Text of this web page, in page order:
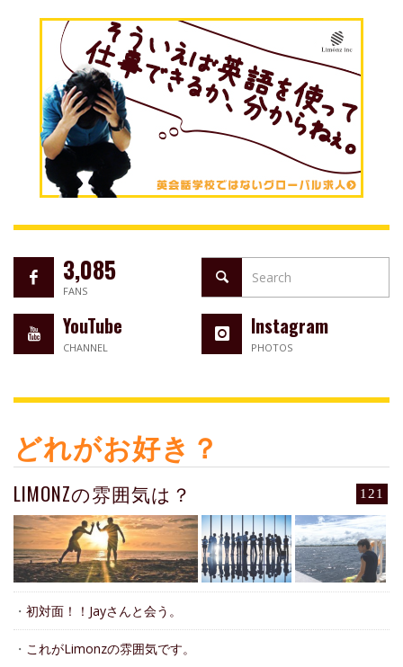
3,085
FANS
YouTube
CHANNEL
Instagram
PHOTOS
どれがお好き？
121
LIMONZの雰囲気は？
・ 初対面！！Jayさんと会う。
・ これがLimonzの雰囲気です。